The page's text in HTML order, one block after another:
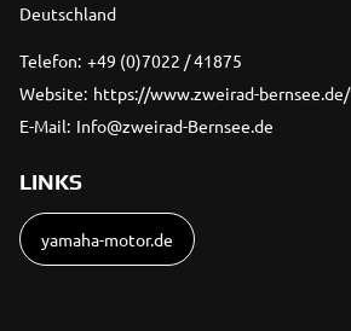
Deutschland
Telefon: +49 (0)7022 / 41875
Website: https://www.zweirad-bernsee.de/
E-Mail: Info@zweirad-Bernsee.de
LINKS
yamaha-motor.de